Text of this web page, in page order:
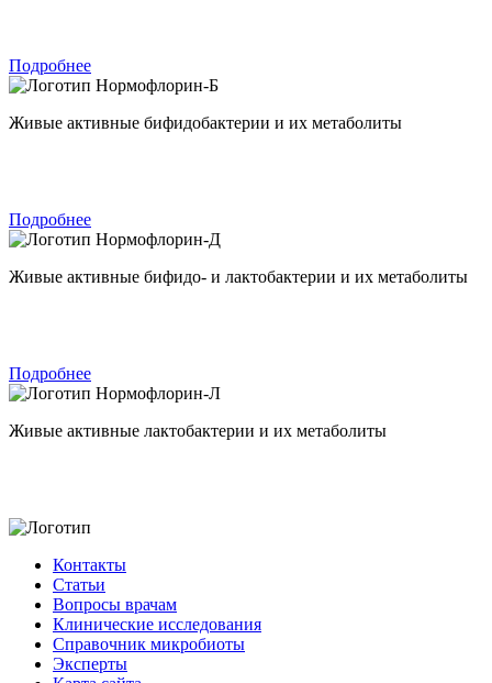
Подробнее
Нормофлорин-Б
Живые активные бифидобактерии и их метаболиты
Подробнее
Нормофлорин-Д
Живые активные бифидо- и лактобактерии и их метаболиты
Подробнее
Нормофлорин-Л
Живые активные лактобактерии и их метаболиты
Контакты
Статьи
Вопросы врачам
Клинические исследования
Справочник микробиоты
Эксперты